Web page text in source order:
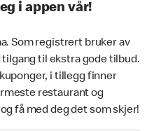
i appen vår!
Som registrert bruker av
til ekstra gode tilbud.
i tillegg finner
restaurant og
få med deg det som skjer!